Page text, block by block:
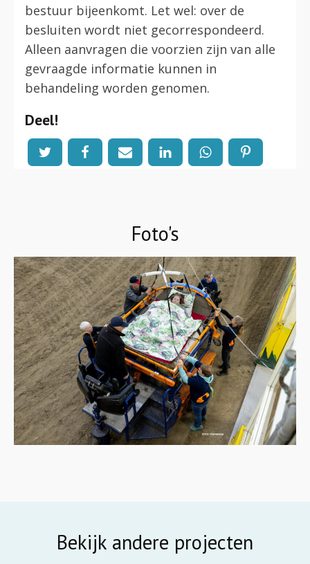
bestuur bijeenkomt. Let wel: over de
besluiten wordt niet gecorrespondeerd.
Alleen aanvragen die voorzien zijn van alle
gevraagde informatie kunnen in
behandeling worden genomen.
Deel!
Foto's
Bekijk andere projecten